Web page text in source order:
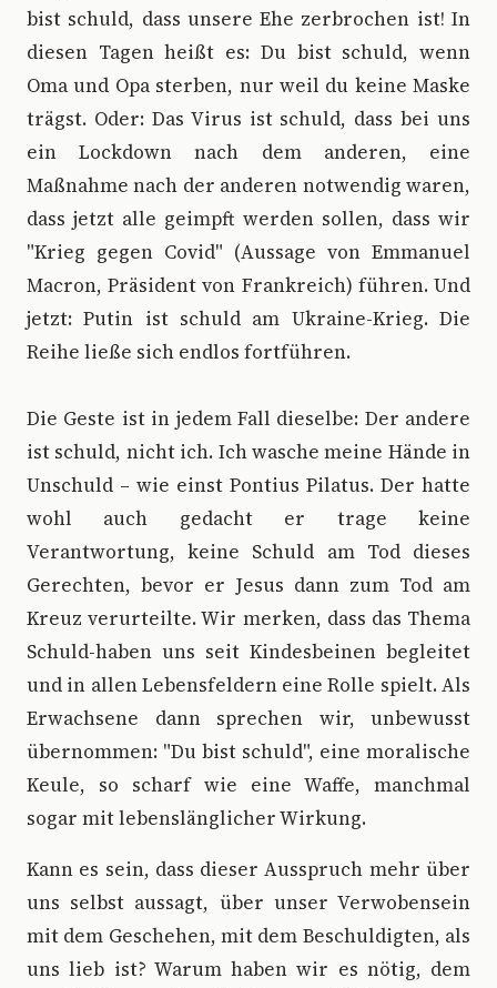
bist schuld, dass unsere Ehe zerbrochen ist! In
diesen Tagen heißt es: Du bist schuld, wenn
Oma und Opa sterben, nur weil du keine Maske
trägst. Oder: Das Virus ist schuld, dass bei uns
ein Lockdown nach dem anderen, eine
Maßnahme nach der anderen notwendig waren,
dass jetzt alle geimpft werden sollen, dass wir
"Krieg gegen Covid" (Aussage von Emmanuel
Macron, Präsident von Frankreich) führen. Und
jetzt: Putin ist schuld am Ukraine-Krieg. Die
Reihe ließe sich endlos fortführen.
Die Geste ist in jedem Fall dieselbe: Der andere
ist schuld, nicht ich. Ich wasche meine Hände in
Unschuld – wie einst Pontius Pilatus. Der hatte
wohl auch gedacht er trage keine
Verantwortung, keine Schuld am Tod dieses
Gerechten, bevor er Jesus dann zum Tod am
Kreuz verurteilte. Wir merken, dass das Thema
Schuld-haben uns seit Kindesbeinen begleitet
und in allen Lebensfeldern eine Rolle spielt. Als
Erwachsene dann sprechen wir, unbewusst
übernommen: "Du bist schuld", eine moralische
Keule, so scharf wie eine Waffe, manchmal
sogar mit lebenslänglicher Wirkung.
Kann es sein, dass dieser Ausspruch mehr über
uns selbst aussagt, über unser Verwobensein
mit dem Geschehen, mit dem Beschuldigten, als
uns lieb ist? Warum haben wir es nötig, dem